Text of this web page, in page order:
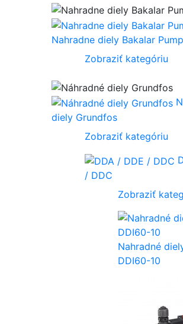
Nahradne diely Bakalar
Zobraziť kategóriu
diely Grundfos
Zobraziť kategóriu
/ DDC
Zobraziť
Nahradné
DDI60-10